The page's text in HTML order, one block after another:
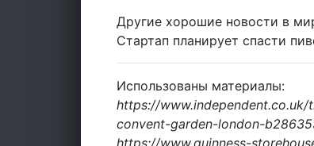
Другие хорошие новости в
Стартап планирует спасти
Использованы материалы:
https://
convent-garden-london-
https://www.guinness-